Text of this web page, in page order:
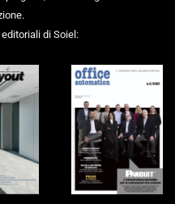
di Soiel: